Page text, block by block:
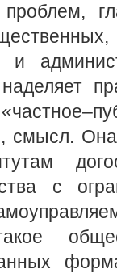
проблем,
наделяет
смысл.
с